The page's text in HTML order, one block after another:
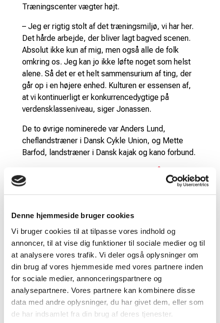
Denne hjemmeside bruger cookies
Vi bruger cookies til at tilpasse vores indhold og
annoncer, til at vise dig funktioner til sociale medier og til
at analysere vores trafik. Vi deler også oplysninger om
din brug af vores hjemmeside med vores partnere inden
for sociale medier, annonceringspartnere og
analysepartnere. Vores partnere kan kombinere disse
data med andre oplysninger, du har givet dem, eller som
de har indsamlet fra din brug af deres tjenester.
Træningscenter vægter højt.
– Jeg er rigtig stolt af det træningsmiljø, vi har her.
Det hårde arbejde, der bliver lagt bagved scenen.
Absolut ikke kun af mig, men også alle de folk
omkring os. Jeg kan jo ikke løfte noget som helst
alene. Så det er et helt sammensurium af ting, der
går op i en højere enhed. Kulturen er essensen af,
at vi kontinuerligt er konkurrencedygtige på
verdensklasseniveau, siger Jonassen.
De to øvrige nominerede var Anders Lund,
cheflandstræner i Dansk Cykle Union, og Mette
Barfod, landstræner i Dansk kajak og kano forbund.
Sportsnavn
Jørgensen den første nogensinde til at vinde Team
Danmark og Salling Groups Trænerpris. Dermed
bliver Kenneth Jonassen den blot anden træner til
at vinde prisen.
Det er Team Danmark og Salling Group som er gået
sammen om at uddele en trænerpris for at hylde de
personer, der står bag de danske atleter og dermed
har en stor andel i de flotte præstationer, der bliver
leveret på tværs af sportsgrene.